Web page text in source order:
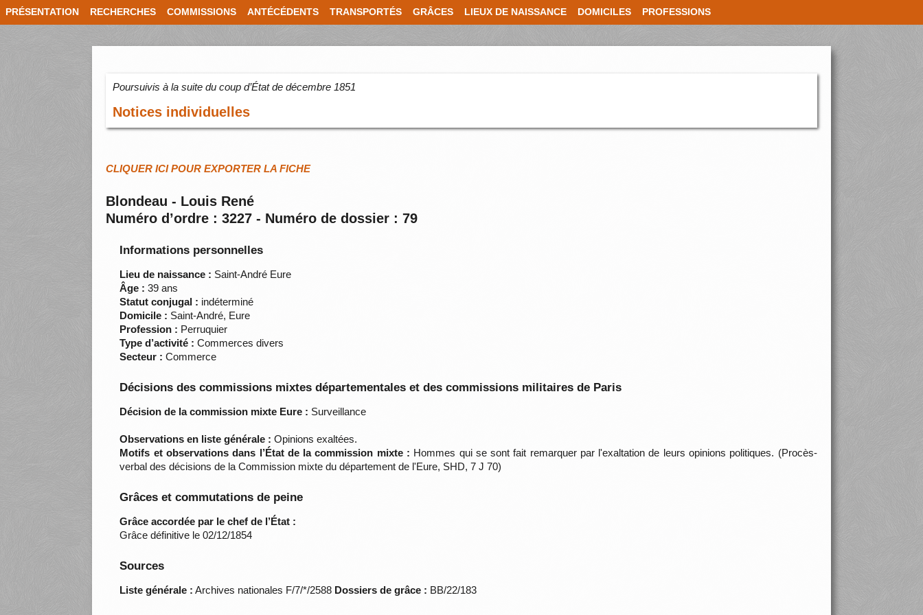
PRÉSENTATION RECHERCHES COMMISSIONS ANTÉCÉDENTS TRANSPORTÉS GRÂCES LIEUX DE NAISSANCE DOMICILES PROFESSIONS
Poursuivis à la suite du coup d’État de décembre 1851
Notices individuelles
CLIQUER ICI POUR EXPORTER LA FICHE
Blondeau - Louis René
Numéro d’ordre : 3227 - Numéro de dossier : 79
Informations personnelles
Lieu de naissance : Saint-André Eure
Âge : 39 ans
Statut conjugal : indéterminé
Domicile : Saint-André, Eure
Profession : Perruquier
Type d’activité : Commerces divers
Secteur : Commerce
Décisions des commissions mixtes départementales et des commissions militaires de Paris
Décision de la commission mixte Eure : Surveillance
Observations en liste générale : Opinions exaltées.
Motifs et observations dans l’État de la commission mixte : Hommes qui se sont fait remarquer par l'exaltation de leurs opinions politiques. (Procès-
verbal des décisions de la Commission mixte du département de l'Eure, SHD, 7 J 70)
Grâces et commutations de peine
Grâce accordée par le chef de l’État :
Grâce définitive le 02/12/1854
Sources
Liste générale : Archives nationales F/7/*/2588 Dossiers de grâce : BB/22/183